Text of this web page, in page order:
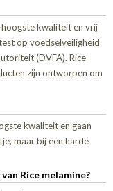
hoogste kwaliteit en vrij
op voedselveiligheid
(DVFA). Rice
zijn ontworpen om
kwaliteit en gaan
maar bij een harde
Rice melamine?